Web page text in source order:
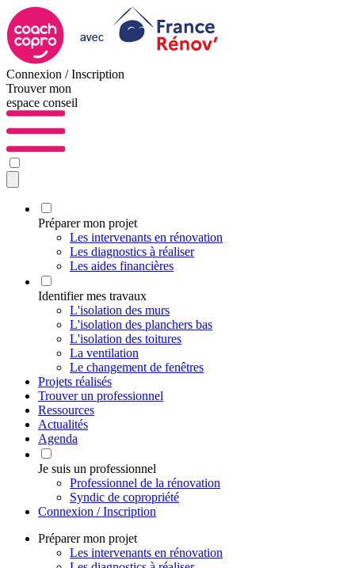
Connexion / Inscription
Trouver mon
espace conseil
Préparer mon projet
Les intervenants en rénovation
Les diagnostics à réaliser
Les aides financières
Identifier mes travaux
L'isolation des murs
L'isolation des planchers bas
L'isolation des toitures
La ventilation
Le changement de fenêtres
Projets réalisés
Trouver un professionnel
Ressources
Actualités
Agenda
Je suis un professionnel
Professionnel de la rénovation
Syndic de copropriété
Connexion / Inscription
Préparer mon projet
Les intervenants en rénovation